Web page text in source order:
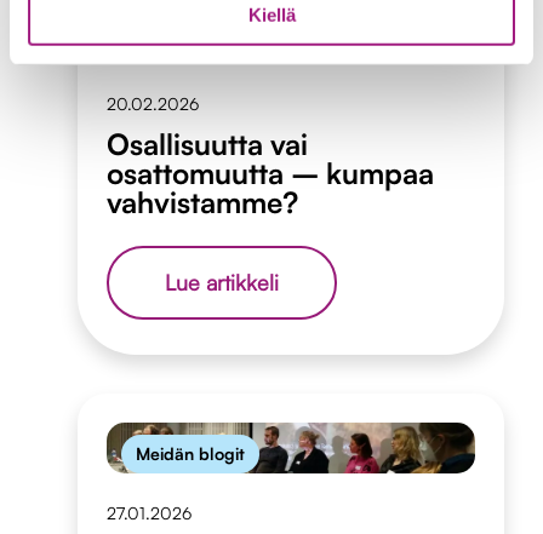
Kiellä
Meidän blogit
20.02.2026
Osallisuutta vai
osattomuutta – kumpaa
vahvistamme?
Lue artikkeliOsallisuutta
osattomuutta
–
Meidän blogit
27.01.2026